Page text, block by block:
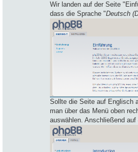
Wir landen auf der Seite
dass die Sprache "Deutsch
Sollte die Seite auf Englisch
man über das Menü oben
auswählen. Anschließend auf